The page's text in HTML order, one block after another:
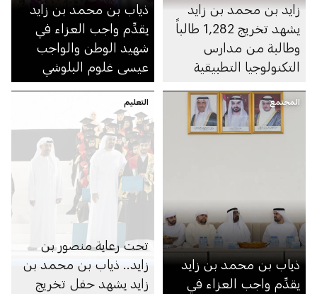
زايد بن محمد بن زايد
يشهد تخريج 1,282 طالباً
وطالبة من مدارس
التكنولوجيا التطبيقية
ذياب بن محمد بن زايد
يقدِّم واجب العزاء في
شهيد الوطن والواجب
عيسى غلوم البلوشي
المجتمع
ذياب بن محمد بن زايد
يقدِّم واجب العزاء في
التعليم
تحت رعاية منصور بن
زايد.. ذياب بن محمد بن
زايد يشهد حفل تخريج